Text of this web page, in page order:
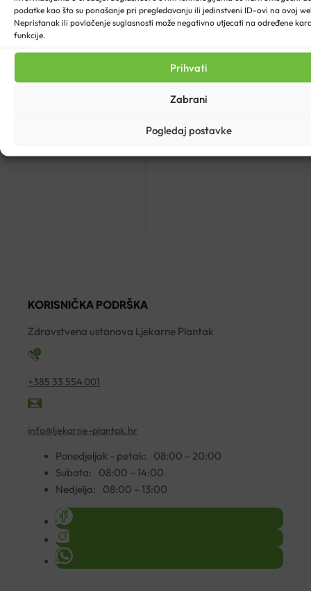
podatke kao što su ponašanje pri pregledavanju ili jedinstveni ID-ovi na ovoj
Nepristanak ili povlačenje suglasnosti može negativno utjecati na određene
funkcije.
Prihvati
Zabrani
Pogledaj postavke
KORISNIČKA PODRŠKA
Zdravstvena ustanova Ljekarne Plantak
+385 33 554 001
info@ljekarne-plantak.hr
Ponedjeljak - petak:
08:00 – 20:00
Subota:
08:00 – 14:00
Nedjelja:
08:00 – 13:00